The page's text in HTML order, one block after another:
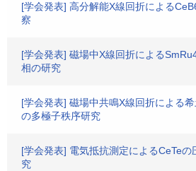
[学会発表] 高分解能X線回折による
察
[学会発表] 磁場中X線回折による
相の研究
[学会発表] 磁場中共鳴X線回折による
の多極子秩序研究
[学会発表] 電気抵抗測定によるCeTeの
究